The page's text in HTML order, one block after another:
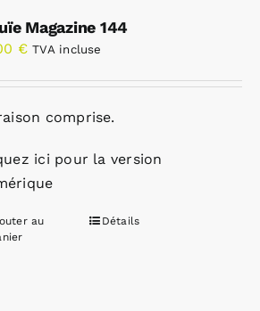
Magazine 144
€ TVA incluse
comprise.
ici pour la version
au
Détails